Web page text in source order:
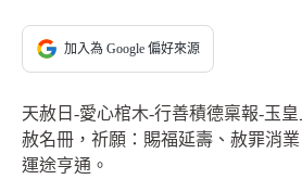
加入為 Google 偏好來源
天赦日-愛心棺木-行善積德稟報-玉
赦名冊，祈願：賜福延壽、赦罪消業
運途亨通。